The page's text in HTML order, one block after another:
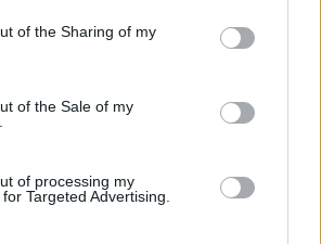
or usage behaviour. You may click to
to Google and its third-party tags to
specified purposes in below Google
of the Sharing of my
of the Sale of my
of processing my
Targeted Advertising.
de la jornada 13